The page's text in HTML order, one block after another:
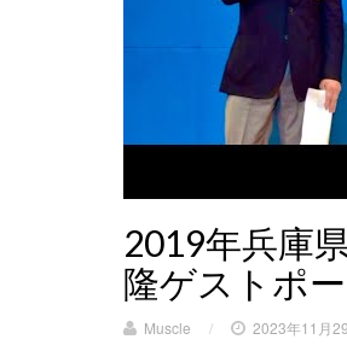
2019年兵庫
隆ゲストポ
Muscle / 2023年11月